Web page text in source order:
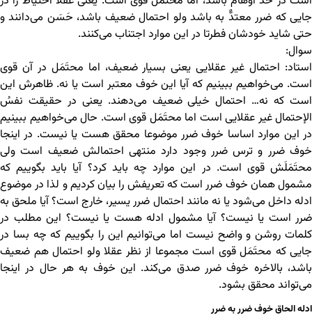
جایی که ضرر معتدٌّ به باشد ولو احتمال ضعیف باشد، حَسَن می‌دانند و
حتی شاید خودشان فطرتا در این موارد اجتناب می‌کنند.
سوال:
استاد: احتمال غیر عقلایی یعنی بسیار ضعیف، اما محتَمَل در آن قوی
است. می‌خواهیم ببینیم که آیا این خوف معتبر است یا نه. ظاهرش این
است که نه… احتمال خیلی ضعیف می‌دهند. یعنی در حقیقت نفسُ
الإحتمال غیر عقلایی است اما محتَمَل قوی است. حال می‌خواهیم ببینیم
در این موارد اساسا خوف ضرر موضوعا محقق هست یا نیست. در اینجا
خوف ضرر و ترس ضرر وجود دارد منتهی احتمالش ضعیف است ولی
محتَمَلَش قوی است. در این موارد چه باید کرد؟ آیا باید بگوییم که
مشمول همان خوف ضرر است که تعریفش را بیان کردیم و لذا در موضوع
ادله داخل می‌شود یا نه مانند احتمال ضرر یسیر، خارج است؟ آیا ملحق به
ضرر است یا نیست؟ آیا مشمول ادله هست یا نیست؟ این مطلب در
کلمات روشن و واضح نیست اما می‌توانیم این را بگوییم که چه بسا در
جایی که محتَمَل قوی است مجموعا از نظر عقلا ولو احتمال هم ضعیف
باشد، بالاخره خوف ضرر صدق می‌کند. این خوف به هر حال در اینجا
می‌تواند محقق بشود.
ادله الحاق خوف ضرر به ضرر